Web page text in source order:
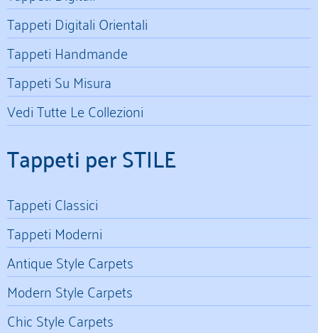
Tappeti Digitali Orientali
Tappeti Handmande
Tappeti Su Misura
Vedi Tutte Le Collezioni
Tappeti per STILE
Tappeti Classici
Tappeti Moderni
Antique Style Carpets
Modern Style Carpets
Chic Style Carpets